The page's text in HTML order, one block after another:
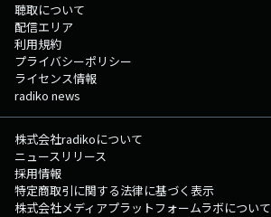
聴取について
配信エリア
利用規約
プライバシーポリシー
ライセンス情報
radiko news
株式会社radikoについて
ニュースリリース
採用情報
特定商取引に関する法律に基づく表示
株式会社メディアプラットフォームラボについて